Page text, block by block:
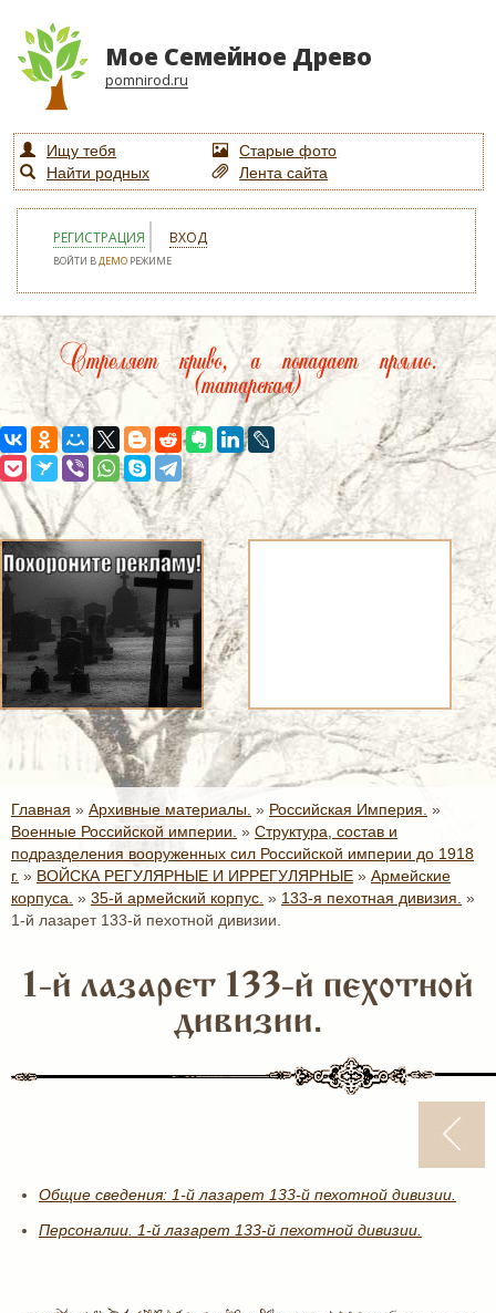
Мое Семейное Древо
pomnirod.ru
Ищу тебя
Старые фото
Найти родных
Лента сайта
РЕГИСТРАЦИЯ ВХОД
ВОЙТИ ВДЕМО РЕЖИМЕ
Стреляет криво, а попадает прямо.
(татарская)
Главная » Архивные материалы. » Российская Империя. »
Военные Российской империи. » Структура, состав и
подразделения вооруженных сил Российской империи до 1918
г. » ВОЙСКА РЕГУЛЯРНЫЕ И ИРРЕГУЛЯРНЫЕ » Армейские
корпуса. » 35-й армейский корпус. » 133-я пехотная дивизия. »
1-й лазарет 133-й пехотной дивизии.
1-й лазарет 133-й пехотной
дивизии.
Общие сведения: 1-й лазарет 133-й пехотной дивизии.
Персоналии. 1-й лазарет 133-й пехотной дивизии.